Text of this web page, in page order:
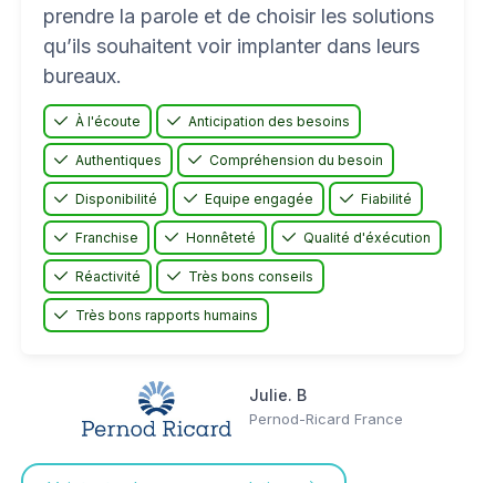
prendre la parole et de choisir les solutions
qu’ils souhaitent voir implanter dans leurs
bureaux.
À l'écoute Anticipation des besoins
Authentiques Compréhension du besoin
Disponibilité Equipe engagée Fiabilité
Franchise Honnêteté Qualité d'éxécution
Réactivité Très bons conseils
Très bons rapports humains
Julie. B
Pernod-Ricard France